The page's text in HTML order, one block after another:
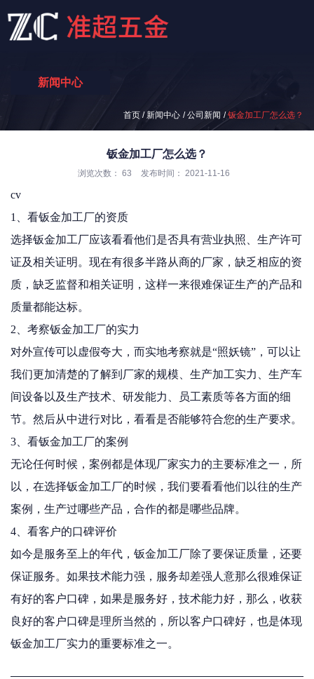
新闻中心
首页 /新闻中心 /公司新闻 /钣金加工厂怎么选？
钣金加工厂怎么选？
浏览次数： 63 发布时间： 2021-11-16
cv
1、看钣金加工厂的资质
选择钣金加工厂应该看看他们是否具有营业执照、生产许可
证及相关证明。现在有很多半路从商的厂家，缺乏相应的资
质，缺乏监督和相关证明，这样一来很难保证生产的产品和
质量都能达标。
2、考察钣金加工厂的实力
对外宣传可以虚假夸大，而实地考察就是“照妖镜”，可以让
我们更加清楚的了解到厂家的规模、生产加工实力、生产车
间设备以及生产技术、研发能力、员工素质等各方面的细
节。然后从中进行对比，看看是否能够符合您的生产要求。
3、看钣金加工厂的案例
无论任何时候，案例都是体现厂家实力的主要标准之一，所
以，在选择钣金加工厂的时候，我们要看看他们以往的生产
案例，生产过哪些产品，合作的都是哪些品牌。
4、看客户的口碑评价
如今是服务至上的年代，钣金加工厂除了要保证质量，还要
保证服务。如果技术能力强，服务却差强人意那么很难保证
有好的客户口碑，如果是服务好，技术能力好，那么，收获
良好的客户口碑是理所当然的，所以客户口碑好，也是体现
钣金加工厂实力的重要标准之一。